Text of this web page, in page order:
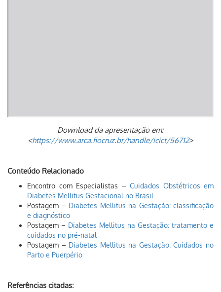
Download da apresentação em:
<https://www.arca.fiocruz.br/handle/icict/56712>
Conteúdo Relacionado
Encontro com Especialistas – Cuidados Obstétricos em
Diabetes Mellitus Gestacional no Brasil
Postagem – Diabetes Mellitus na Gestação: classificação
e diagnóstico
Postagem – Diabetes Mellitus na Gestação: tratamento e
cuidados no pré-natal
Postagem – Diabetes Mellitus na Gestação: Cuidados no
Parto e Puerpério
Referências citadas: